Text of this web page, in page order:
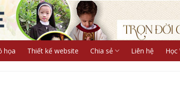
họa Thiết kế website Chia sẻ Liên hệ Học